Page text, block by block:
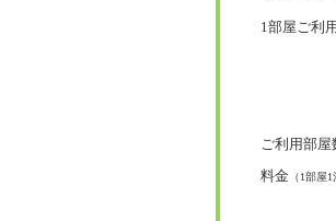
1部屋ご利
ご利用部屋
料金 （1部屋